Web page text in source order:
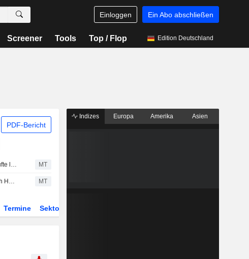
Einloggen Ein Abo abschließen
Screener Tools Top / Flop Edition Deutschland
PDF-Bericht
Bloom-Energy-Insider verkaufte laut jüngster SEC-Meldung Aktien im Wert von 3.083.700 USD MT
Bloom-Energy-Aktie legt nach Hochstufung durch Mizuho zu MT
Termine Sektor
Indizes Europa Amerika Asien